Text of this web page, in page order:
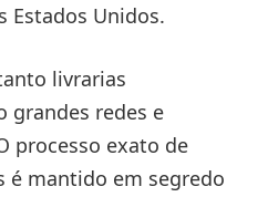
Estados Unidos.
livrarias
grandes redes e
processo exato de
é mantido em segredo